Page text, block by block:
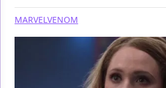
MARVELVENOM